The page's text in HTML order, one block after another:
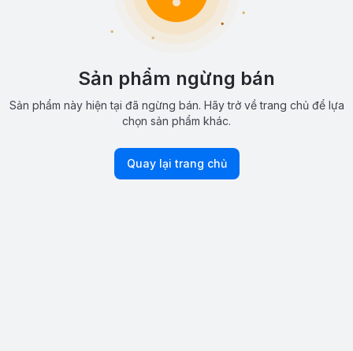
Sản phẩm ngừng bán
Sản phẩm này hiện tại đã ngừng bán. Hãy trở về trang chủ để lựa
chọn sản phẩm khác.
Quay lại trang chủ